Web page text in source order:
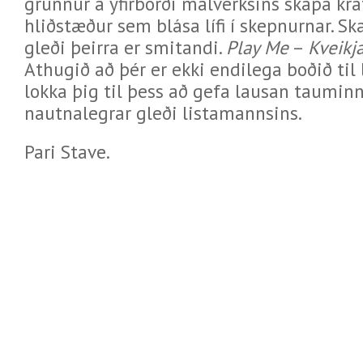
hliðstæður sem blása lífi í skepnurnar.
gleði þeirra er smitandi. Play Me–
Athugið að þér er ekki endilega boðið til
lokka þig til þess að gefa lausan
nautnalegrar gleði listamannsins.
Pari Stave.